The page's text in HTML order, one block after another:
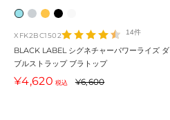
エ
ン
ジ
ェ
ル
フ
ォ
グ
ス
カ
イ
エ
ロ
ー
コ
ブ
ラ
ッ
ク
イ
ボ
リ
ー
XFK2BC1502 14件
BLACK LABEL シグネチャーパワーライズ ダ
ブルストラップ ブラトップ
セ
¥4,620 税込
通
¥6,600